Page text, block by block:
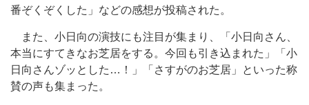
番ぞくぞくした」などの感想が投稿された。
また、小日向の演技にも注目が集まり、「小日向さん、
本当にすてきなお芝居をする。今回も引き込まれた」「小
日向さんゾッとした…！」「さすがのお芝居」といった称
賛の声も集まった。